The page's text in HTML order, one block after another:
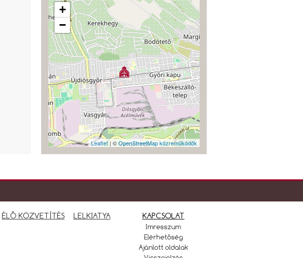
+
−
Leaflet| ©OpenStreetMap közreműködők
ÉLŐ KÖZVETÍTÉS LELKIATYA KAPCSOLAT
Imresszum
Elérhetőség
Ajánlott oldalak